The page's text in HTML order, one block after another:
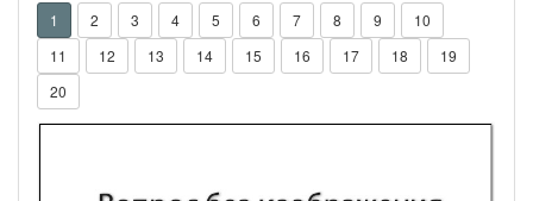
1 2 3 4 5 6 7 8 9
10
11
12 13 14 15 16 17 18
19
20